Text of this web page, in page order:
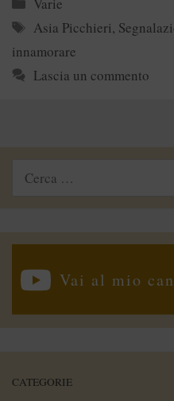
Tag
Asia Picchieri,
innamorare
Lascia un commento
Ricerca
Vai al mio
CATEGORIE